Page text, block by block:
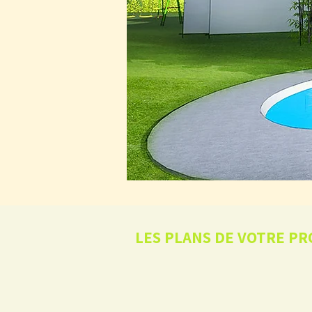
LES PLANS DE VOTRE